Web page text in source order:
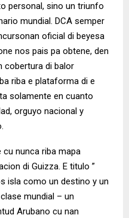
personal, sino un triunfo
mundial. DCA semper
oficial di beyesa
nos pais pa obtene, den
cobertura di balor
riba e plataforma di e
solamente en cuanto
orguyo nacional y
nunca riba mapa
di Guizza. E titulo ”
isla como un destino y un
mundial – un
Arubano cu nan